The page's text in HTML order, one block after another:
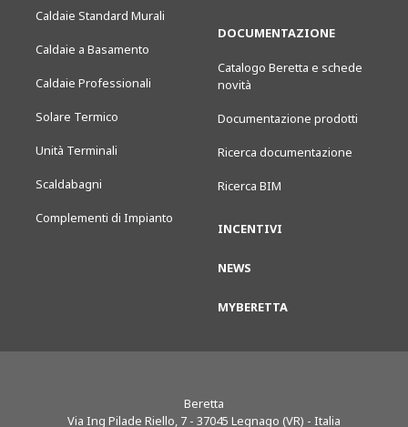
Caldaie Standard Murali
Caldaie a Basamento
Caldaie Professionali
Solare Termico
Unità Terminali
Scaldabagni
Complementi di Impianto
DOCUMENTAZIONE
Catalogo Beretta e schede
novità
Documentazione prodotti
Ricerca documentazione
Ricerca BIM
INCENTIVI
NEWS
MYBERETTA
Beretta
Via Ing Pilade Riello, 7 - 37045 Legnago (VR) - Italia